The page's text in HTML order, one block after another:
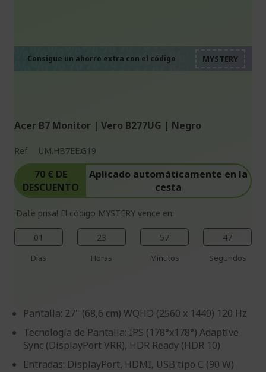
Consigue un ahorro extra con el código
Acer B7 Monitor | Vero B277UG | Negro
Ref. UM.HB7EE.G19
70 € DE
DESCUENTO
Aplicado automáticamente en la
cesta
¡Date prisa! El código MYSTERY vence en:
01
Dias
23
Horas
57
Minutos
46
Segundos
Pantalla: 27" (68,6 cm) WQHD (2560 x 1440) 120 Hz
Tecnología de Pantalla: IPS (178°x178°) Adaptive
Sync (DisplayPort VRR), HDR Ready (HDR 10)
Entradas: DisplayPort, HDMI, USB tipo C (90 W)